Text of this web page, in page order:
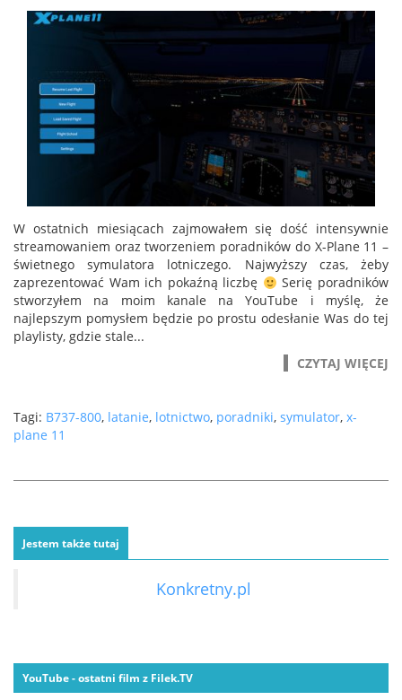
W ostatnich miesiącach zajmowałem się dość intensywnie
streamowaniem oraz tworzeniem poradników do X-Plane 11 –
świetnego symulatora lotniczego. Najwyższy czas, żeby
zaprezentować Wam ich pokaźną liczbę
Serię poradników
stworzyłem na moim kanale na YouTube i myślę, że
najlepszym pomysłem będzie po prostu odesłanie Was do tej
playlisty, gdzie stale...
CZYTAJ WIĘCEJ
Tagi: B737-800, latanie, lotnictwo, poradniki, symulator, x-
plane 11
Jestem także tutaj
Konkretny.pl
YouTube - ostatni film z Filek.TV